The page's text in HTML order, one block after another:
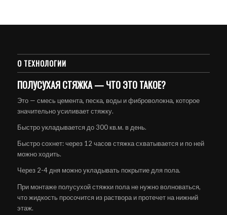
О ТЕХНОЛОГИИ
ПОЛУСУХАЯ СТЯЖКА — ЧТО ЭТО ТАКОЕ?
Это — смесь цемента, песка, воды и фиброволокна, которое
значительно усиливает стяжку.
Быстро укладывается до 300 кв.м. в день.
Быстро сохнет: через 12 часов стяжка схватывается и по ней
можно ходить.
Через 2-4 дня можно укладывать покрытие для пола.
При монтаже полусухой стяжки пола не нужно волноваться,
что жидкость просочится из раствора и протечет на нижний
этаж.